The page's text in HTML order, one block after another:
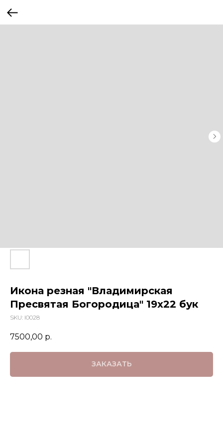
Икона резная "Владимирская
Пресвятая Богородица" 19х22 бук
SKU: I0028
7500,00 р.
ЗАКАЗАТЬ